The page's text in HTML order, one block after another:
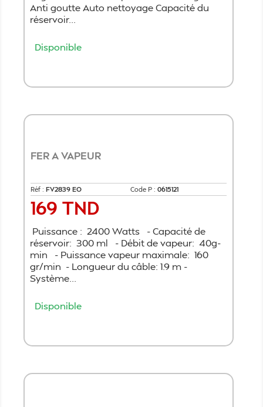
Anti goutte Auto nettoyage Capacité du
réservoir...
Disponible
FER A VAPEUR
Réf : FV2839 EO Code P : 0615121
Prix
169 TND
Puissance : 2400 Watts - Capacité de
réservoir: 300 ml - Débit de vapeur: 40g-
min - Puissance vapeur maximale: 160
gr/min - Longueur du câble: 1.9 m -
Système...
Disponible